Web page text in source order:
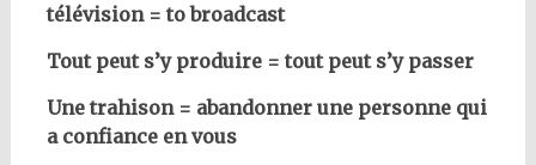
télévision = to broadcast
Tout peut s’y produire = tout peut s’y passer
Une trahison = abandonner une personne qui
a confiance en vous